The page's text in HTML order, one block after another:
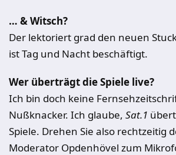
… & Witsch?
Der lektoriert grad den neuen
ist Tag und Nacht beschäftigt.
Wer überträgt die Spiele live?
Ich bin doch keine
Nußknacker. Ich glaube, Sat.1
Spiele. Drehen Sie also rechtzeitig
Moderator Opdenhövel zum